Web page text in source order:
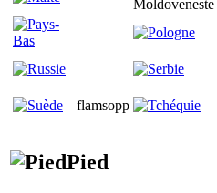
flamsopp
Pied